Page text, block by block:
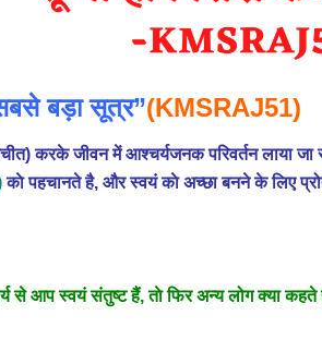
बड़ा सूत्र”(KMSRAJ51)
करके जीवन में आश्चर्यजनक परिवर्तन लाया
काे पहचानते है, और स्वयं काे अच्छा बनने के लिए
से आप स्वयं संतुष्ट हैं, ताे फिर अन्य लोग क्या कहते